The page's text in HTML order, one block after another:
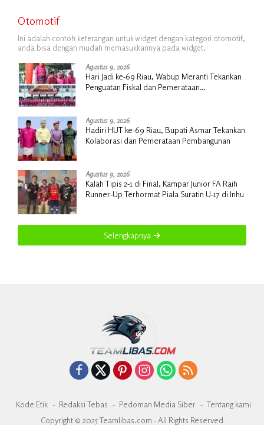
Otomotif
Ini adalah contoh keterangan untuk widget dengan kategori otomotif,
anda bisa dengan mudah memasukkannya pada widget.
Agustus 9, 2026
Hari Jadi ke-69 Riau, Wabup Meranti Tekankan
Penguatan Fiskal dan Pemerataan
Agustus 9, 2026
Hadiri HUT ke-69 Riau, Bupati Asmar Tekankan
Kolaborasi dan Pemerataan Pembangunan
Agustus 9, 2026
Kalah Tipis 2-1 di Final, Kampar Junior FA Raih
Runner-Up Terhormat Piala Suratin U-17 di Inhu
Selengkapnya
Kode Etik Redaksi Tebas Pedoman Media Siber
Tentang kami
Copyright © 2025 Teamlibas.com - All Rights Reserved